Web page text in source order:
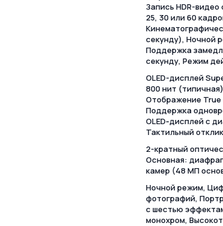
Запись HDR-видео
25, 30 или 60
секунду), Ночной
Поддержка
секунду, Режим
OLED-дисплей
800 нит
Отображение True
Поддержка
OLED‑дисплей с
Тактильный
2-кратный
Основная:
камер (48 МП
Ночной режим,
фотографий,
с шестью
монохром,